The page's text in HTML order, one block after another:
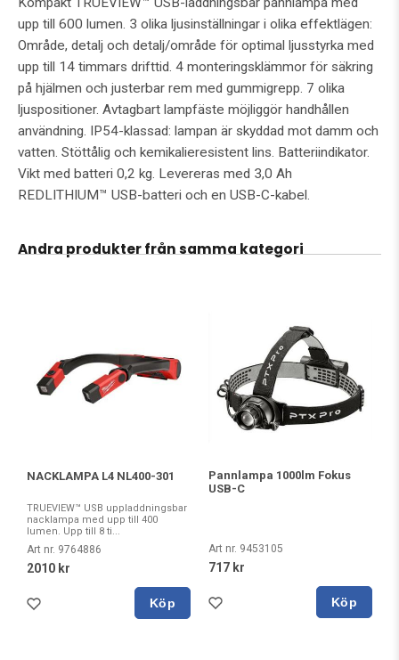
upp till 600 lumen. 3 olika ljusinställningar i olika effektlägen:
Område, detalj och detalj/område för optimal ljusstyrka med
upp till 14 timmars drifttid. 4 monteringsklämmor för säkring
på hjälmen och justerbar rem med gummigrepp. 7 olika
ljuspositioner. Avtagbart lampfäste möjliggör handhållen
användning. IP54-klassad: lampan är skyddad mot damm och
vatten. Stöttålig och kemikalieresistent lins. Batteriindikator.
Vikt med batteri 0,2 kg. Levereras med 3,0 Ah
REDLITHIUM™ USB-batteri och en USB-C-kabel.
Andra produkter från samma kategori
NACKLAMPA L4 NL400-301
TRUEVIEW™ USB uppladdningsbar
nacklampa med upp till 400
lumen. Upp till 8 ti...
Art nr. 9764886
2010 kr
Köp
Pannlampa 1000lm Fokus
USB-C
Art nr. 9453105
717 kr
Köp